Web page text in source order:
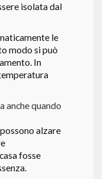
isolata dal
le
modo si può
In
anche quando
alzare
fosse